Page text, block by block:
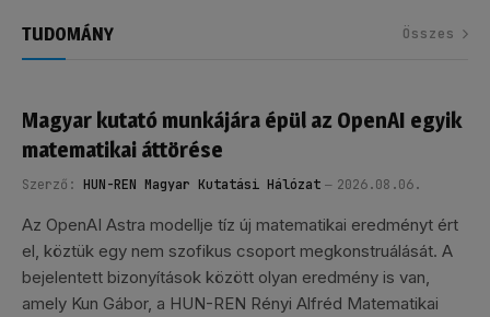
TUDOMÁNY Összes
Magyar kutató munkájára épül az OpenAI egyik
matematikai áttörése
Szerző: HUN-REN Magyar Kutatási Hálózat 2026.08.06.
Az OpenAI Astra modellje tíz új matematikai eredményt ért
el, köztük egy nem szofikus csoport megkonstruálását. A
bejelentett bizonyítások között olyan eredmény is van,
amely Kun Gábor, a HUN-REN Rényi Alfréd Matematikai